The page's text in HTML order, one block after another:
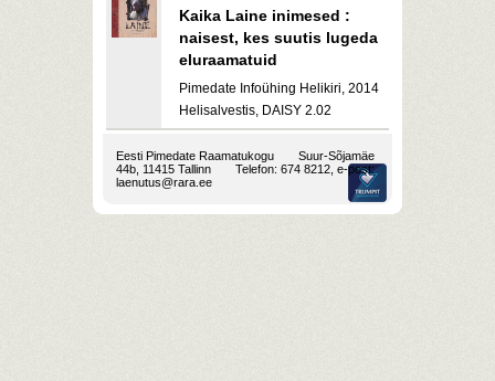
Kaika Laine inimesed :
naisest, kes suutis lugeda
eluraamatuid
Pimedate Infoühing Helikiri, 2014
Helisalvestis, DAISY 2.02
Eesti Pimedate Raamatukogu
Suur-Sõjamäe
44b, 11415 Tallinn
Telefon: 674 8212, e-post:
laenutus@rara.ee